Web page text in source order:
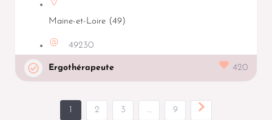
Maine-et-Loire (49)
49230
Ergothérapeute 420
2 3 … 9